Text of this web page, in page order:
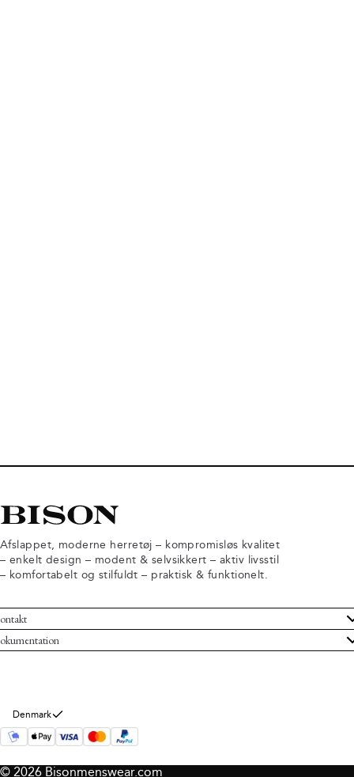
Afslappet, moderne herretøj – kompromisløs kvalitet
– enkelt design – modent & selvsikkert – aktiv livsstil
– komfortabelt og stilfuldt – praktisk & funktionelt.
Bisoninformation
Denmark
© 2026 Bisonmenswear.com